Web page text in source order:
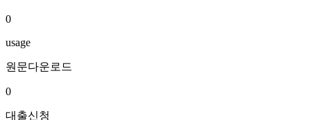
0
usage
원문다운로드
0
대출신청